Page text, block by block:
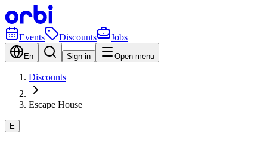
Events Discounts Jobs
En Sign in Open menu
Discounts
Escape House
E